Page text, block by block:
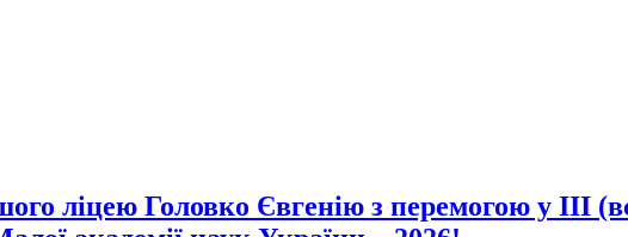
ліцею Головко Євгенію з перемогою у ІІІ